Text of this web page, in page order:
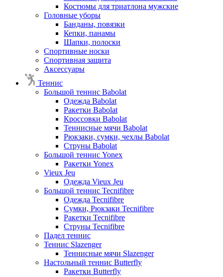
Костюмы для триатлона мужские
Головные уборы
Банданы, повязки
Кепки, панамы
Шапки, полоски
Спортивные носки
Спортивная защита
Аксессуары
Теннис
Большой теннис Babolat
Одежда Babolat
Ракетки Babolat
Кроссовки Babolat
Теннисные мячи Babolat
Рюкзаки, сумки, чехлы Babolat
Струны Babolat
Большой теннис Yonex
Ракетки Yonex
Vieux Jeu
Одежда Vieux Jeu
Большой теннис Tecnifibre
Одежда Tecnifibre
Сумки, Рюкзаки Tecnifibre
Ракетки Tecnifibre
Струны Tecnifibre
Падел теннис
Теннис Slazenger
Теннисные мячи Slazenger
Настольный теннис Butterfly
Ракетки Butterfly